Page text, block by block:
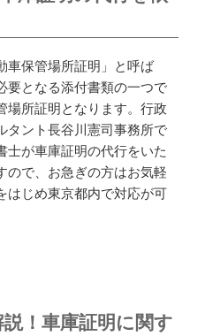
車保管場所証明」と呼ば
要となる添付書類の一つで
場所証明となります。行政
タント長谷川憲司事務所で
士が車庫証明の代行をいた
ので、お急ぎの方はお気軽
はじめ東京都内で対応が可
！車庫証明に関す